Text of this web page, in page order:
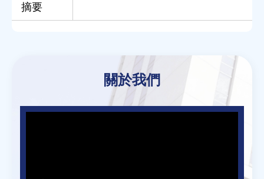
摘要
關於我們